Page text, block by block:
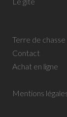
Terre de chasse
Contact
Achat en ligne
Mentions